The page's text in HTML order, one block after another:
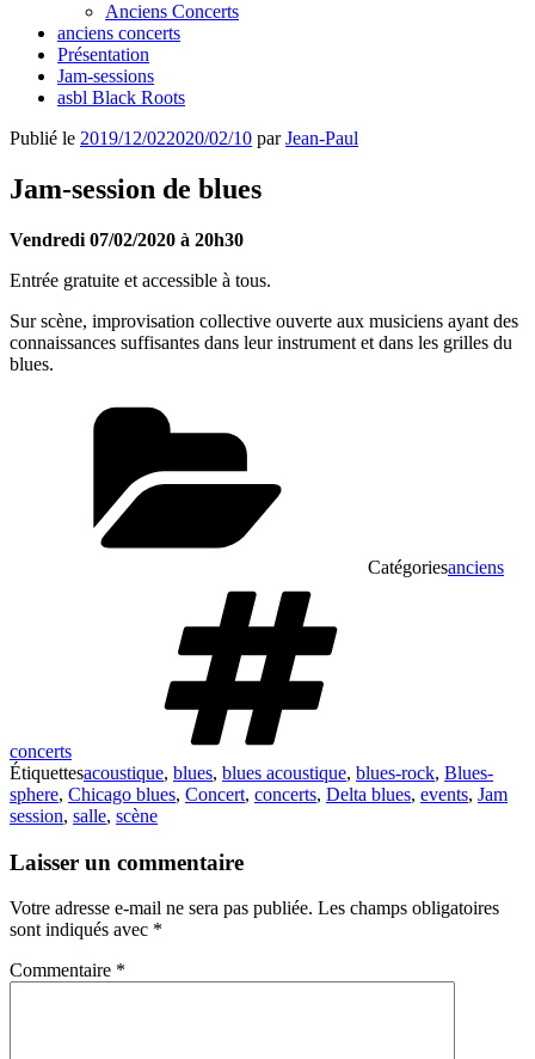
Anciens Concerts
anciens concerts
Présentation
Jam-sessions
asbl Black Roots
Publié le 2019/12/022020/02/10 parJean-Paul
Jam-session de blues
Vendredi 07/02/2020 à 20h30
Entrée gratuite et accessible à tous.
Sur scène, improvisation collective ouverte aux musiciens ayant des
connaissances suffisantes dans leur instrument et dans les grilles du
blues.
Catégoriesanciens
concerts
Étiquettesacoustique, blues, blues acoustique, blues-rock, Blues-
sphere, Chicago blues, Concert, concerts, Delta blues, events, Jam
session, salle, scène
Laisser un commentaire
Votre adresse e-mail ne sera pas publiée. Les champs obligatoires
sont indiqués avec *
Commentaire *